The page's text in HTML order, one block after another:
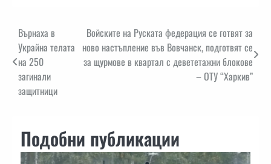
Навигация
Върнаха в
Украйна телата
на 250
загинали
защитници
Войските на Руската федерация се готвят за
ново настъпление във Вовчанск, подготвят се
за щурмове в квартал с девететажни блокове
– ОТУ “Харкив”
Подобни публикации